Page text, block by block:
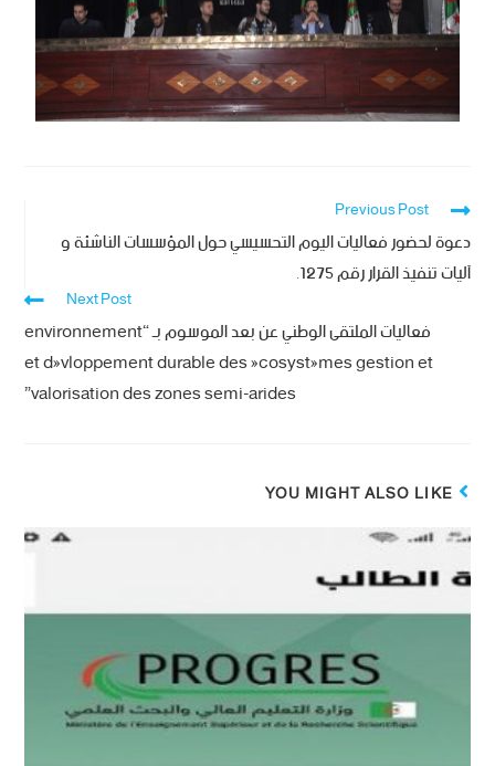
Previous Post
دعوة لحضور فعاليات اليوم التحسيسي حول المؤسسات الناشئة و
آليات تنفيذ القرار رقم 1275.
Next Post
فعاليات الملتقى الوطني عن بعد الموسوم بـ “environnement
et dévloppement durable des écosystémes gestion et
valorisation des zones semi-arides”
YOU MIGHT ALSO LIKE